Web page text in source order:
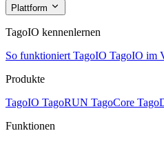
Plattform
TagoIO kennenlernen
So funktioniert TagoIO TagoIO im
Produkte
TagoIO TagoRUN TagoCore
Funktionen